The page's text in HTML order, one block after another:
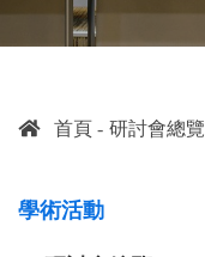
首頁 研討會總覽
學術活動